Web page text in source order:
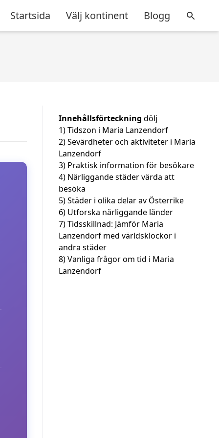
Startsida Välj kontinent Blogg
Innehållsförteckning dölj
1)Tidszon i Maria Lanzendorf
2)Sevärdheter och aktiviteter i Maria
Lanzendorf
3) Praktisk information för besökare
4) Närliggande städer värda att
besöka
5)Städer i olika delar av Österrike
6) Utforska närliggande länder
7)Tidsskillnad: Jämför Maria
Lanzendorf med världsklockor i
andra städer
8)Vanliga frågor om tid i Maria
Lanzendorf